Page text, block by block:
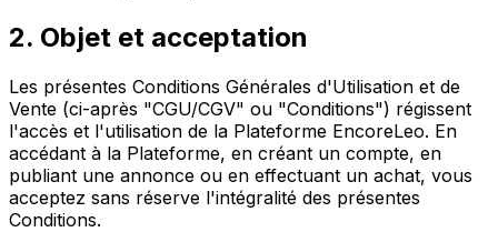
2. Objet et acceptation
Les présentes Conditions Générales d'Utilisation et de
Vente (ci-après "CGU/CGV" ou "Conditions") régissent
l'accès et l'utilisation de la Plateforme EncoreLeo. En
accédant à la Plateforme, en créant un compte, en
publiant une annonce ou en effectuant un achat, vous
acceptez sans réserve l'intégralité des présentes
Conditions.